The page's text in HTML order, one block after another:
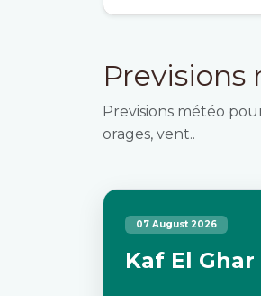
Previsions météo
orages, vent..
07 August 2026
Kaf El Ghar